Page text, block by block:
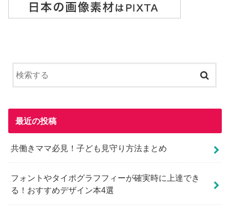
最近の投稿
共働きママ必見！子ども見守り方法まとめ
フォントやタイポグラフフィーが確実時に上達でき
る！おすすめデザイン本4選